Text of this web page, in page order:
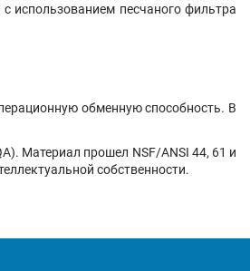
использованием песчаного фильтра
обменную способность. В
Материал прошел NSF/ANSI 44, 61 и
собственности.